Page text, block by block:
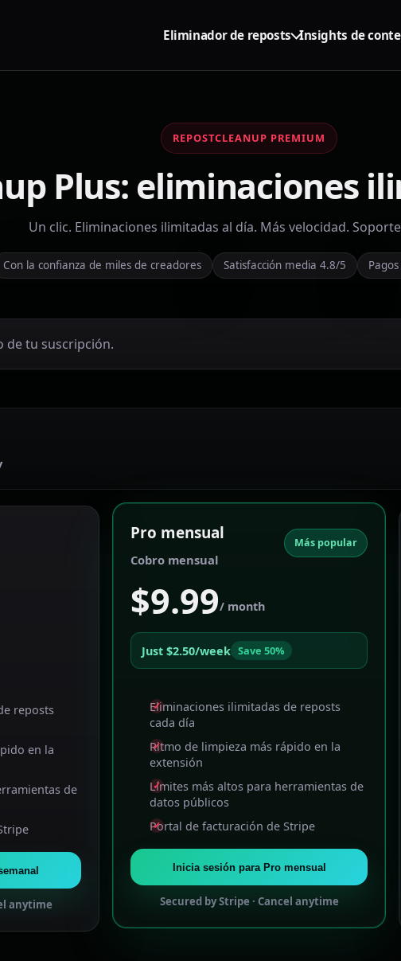
Eliminador de reposts Insights de
REPOSTCLEANUP PREMIUM
Plus: eliminaciones
Un clic. Eliminaciones ilimitadas al día. Más velocidad.
Con la confianza de miles de creadores Satisfacción media 4.8/5
de tu suscripción.
reposts
en la
de
anytime
Pro mensual
Cobro mensual
Más popular
$9.99/ month
Just $2.50/week Save 50%
Eliminaciones ilimitadas de reposts
cada día
Ritmo de limpieza más rápido en la
extensión
Límites más altos para herramientas de
datos públicos
Portal de facturación de Stripe
Inicia sesión para Pro mensual
Secured by Stripe · Cancel anytime